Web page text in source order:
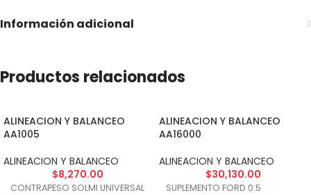
Información adicional
Productos relacionados
ALINEACION Y BALANCEO
AA1005
ALINEACION Y BALANCEO
$8,270.00
CONTRAPESO SOLMI UNIVERSAL
ALINEACION Y BALANCEO
AA16000
ALINEACION Y BALANCEO
$30,130.00
SUPLEMENTO FORD 0.5